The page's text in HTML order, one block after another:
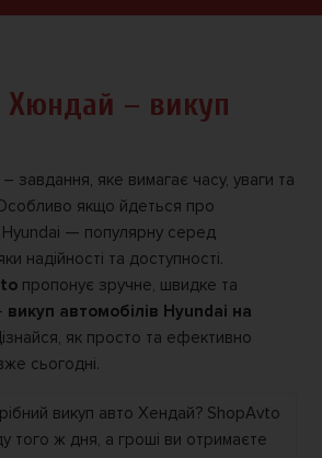
Хюндай – викуп
завдання, яке вимагає часу, уваги та
якщо йдеться про
Hyundai — популярну серед
надійності та доступності.
пропонує зручне, швидке та
викуп автомобілів Hyundai на
як просто та ефективно
сьогодні.